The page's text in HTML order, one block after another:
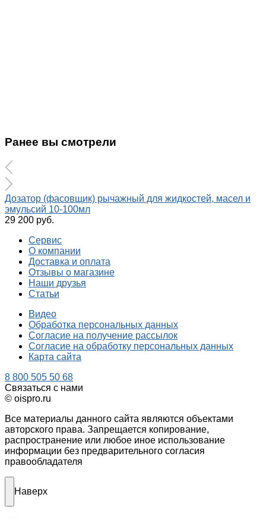
Ранее вы смотрели
Дозатор (фасовщик) рычажный для жидкостей, масел и
эмульсий 10-100мл
29 200 руб.
Сервис
О компании
Доставка и оплата
Отзывы о магазине
Наши друзья
Статьи
Видео
Обработка персональных данных
Согласие на получение рассылок
Согласие на обработку персональных данных
Карта сайта
8 800 505 50 68
Связаться с нами
© oispro.ru
Все материалы данного сайта являются объектами
авторского права. Запрещается копирование,
распространение или любое иное использование
информации без предварительного согласия
правообладателя
Наверх